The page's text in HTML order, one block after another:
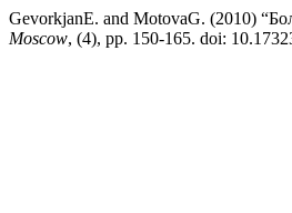
GevorkjanE. and MotovaG. (2010)
Moscow, (4), pp. 150-165. doi: